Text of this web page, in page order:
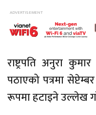
राष्ट्रपति अनुरा
पठाएको पत्रमा
रूपमा हटाइने उल्लेख